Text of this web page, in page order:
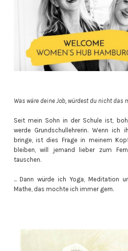
Was wäre deine Job, würdest du nicht das
Seit mein Sohn in der Schule ist,
werde Grundschullehrerin. Wenn
bringe, ist dies Frage in meinem
bleiben, will jemand lieber zum
tauschen.
... Dann würde ich Yoga, Meditation
Mathe, das mochte ich immer gern.